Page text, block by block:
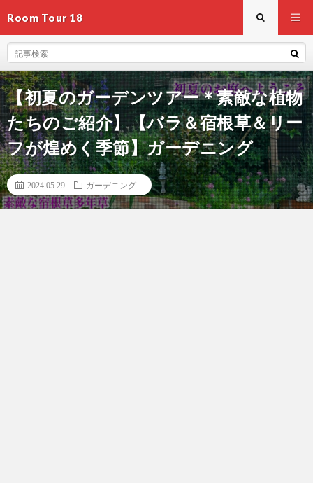
Room Tour 18
【初夏のガーデンツアー＊素敵な植物
たちのご紹介】【バラ＆宿根草＆リー
フが煌めく季節】ガーデニング
2024.05.29 ガーデニング